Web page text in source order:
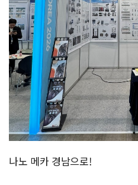
나노 메카 경남으로!